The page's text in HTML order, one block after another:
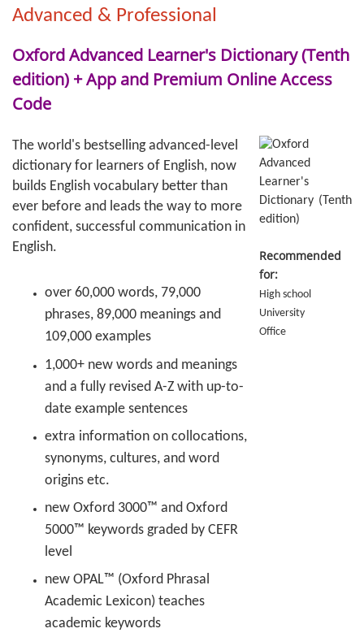
Advanced & Professional
Oxford Advanced Learner's Dictionary (Tenth
edition) + App and Premium Online Access
Code
The world's bestselling advanced-level
dictionary for learners of English, now
builds English vocabulary better than
ever before and leads the way to more
confident, successful communication in
English.
over 60,000 words, 79,000
phrases, 89,000 meanings and
109,000 examples
1,000+ new words and meanings
and a fully revised A-Z with up-to-
date example sentences
extra information on collocations,
synonyms, cultures, and word
origins etc.
new Oxford 3000™ and Oxford
5000™ keywords graded by CEFR
level
new OPAL™ (Oxford Phrasal
Academic Lexicon) teaches
academic keywords
Recommended
for:
High school
University
Office